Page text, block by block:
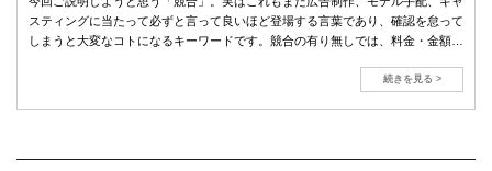
スティングに当たって必ずと言って良いほど登場する言葉であり、確認を怠って
しまうと大変なコトになるキーワードです。競合の有り無しでは、料金・金額、
続きを見る >